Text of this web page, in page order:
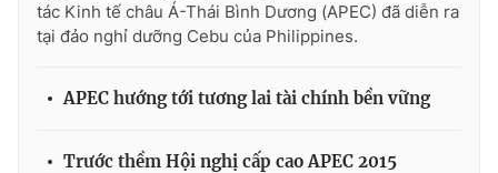
Liên hệ tòa soạn English
THỜI BÁO VTV
tác Kinh tế châu Á-Thái Bình Dương (APEC) đã diễn ra
tại đảo nghỉ dưỡng Cebu của Philippines.
APEC hướng tới tương lai tài chính bền vững
Trước thềm Hội nghị cấp cao APEC 2015